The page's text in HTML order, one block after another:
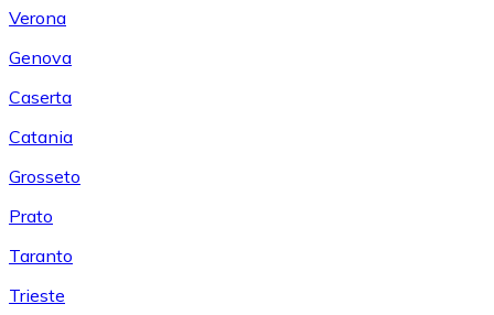
Verona
Genova
Caserta
Catania
Grosseto
Prato
Taranto
Trieste